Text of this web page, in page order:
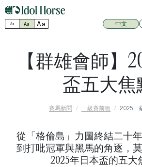
Aa Aa Aa 中文
【群雄會師】
盃五大焦
賽馬新聞 一級賽前瞻 2025一
從「格倫島」力圖終結二十
到打吡冠軍與黑馬的角逐，
2025年日本盃的五大